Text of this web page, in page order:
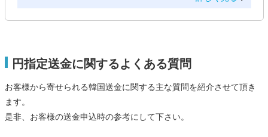
円指定送金に関するよくある質問
お客様から寄せられる韓国送金に関する主な質問を紹介させて頂き
ます。
是非、お客様の送金申込時の参考にして下さい。